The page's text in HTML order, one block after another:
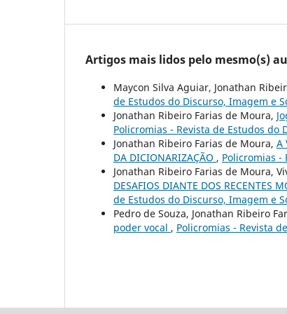
Artigos mais lidos pelo mesmo(s)
Maycon Silva Aguiar, Jonathan
de Estudos do Discurso, Imagem e
Jonathan Ribeiro Farias de Moura,
Policromias - Revista de Estudos do
Jonathan Ribeiro Farias de Moura, A
DA DICIONARIZAÇÃO , Policromias -
Jonathan Ribeiro Farias de Moura,
DESAFIOS DIANTE DOS RECENTES
de Estudos do Discurso, Imagem e
Pedro de Souza, Jonathan Ribeiro
poder vocal , Policromias - Revista